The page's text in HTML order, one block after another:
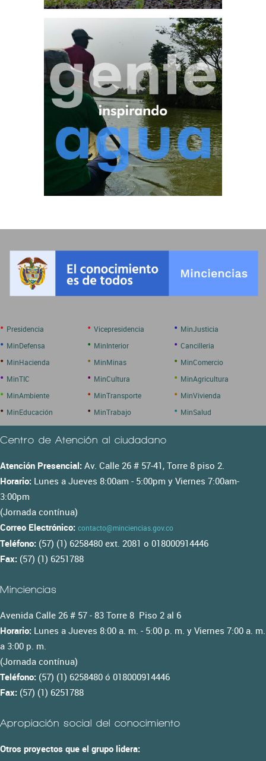
• Presidencia • Vicepresidencia • MinJusticia
• MinDefensa • MinInterior • Cancilleria
• MinHacienda • MinMinas • MinComercio
• MinTIC • MinCultura • MinAgricultura
• MinAmbiente • MinTransporte • MinVivienda
• MinEducación • MinTrabajo • MinSalud
Centro de Atención al ciudadano
Atención Presencial: Av. Calle 26 # 57-41, Torre 8 piso 2.
Horario: Lunes a Jueves 8:00am - 5:00pm y Viernes 7:00am-
3:00pm
(Jornada contínua)
Correo Electrónico: contacto@minciencias.gov.co
Teléfono: (57) (1) 6258480 ext. 2081 o 018000914446
Fax: (57) (1) 6251788
Minciencias
Avenida Calle 26 # 57 - 83 Torre 8 Piso 2 al 6
Horario: Lunes a Jueves 8:00 a. m. - 5:00 p. m. y Viernes 7:00 a. m.
a 3:00 p. m.
(Jornada contínua)
Teléfono: (57) (1) 6258480 ó 018000914446
Fax: (57) (1) 6251788
Apropiación social del conocimiento
Otros proyectos que el grupo lidera: